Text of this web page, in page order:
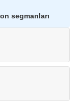
segmanları